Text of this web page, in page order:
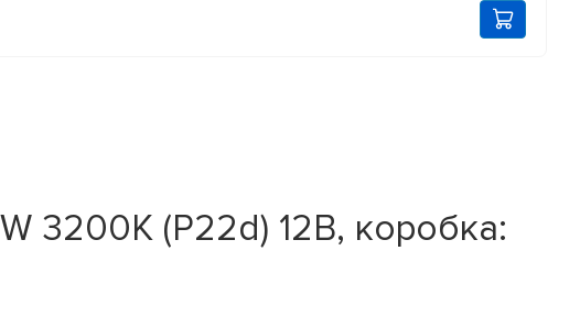
3200K (P22d) 12В, коробка: